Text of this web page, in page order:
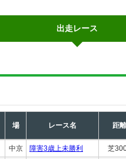
出走レース
場 レース名 距離
中京 障害3歳上未勝利 芝